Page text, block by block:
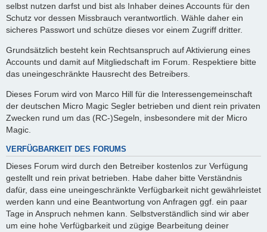
selbst nutzen darfst und bist als Inhaber deines Accounts für den
Schutz vor dessen Missbrauch verantwortlich. Wähle daher ein
sicheres Passwort und schütze dieses vor einem Zugriff dritter.
Grundsätzlich besteht kein Rechtsanspruch auf Aktivierung eines
Accounts und damit auf Mitgliedschaft im Forum. Respektiere bitte
das uneingeschränkte Hausrecht des Betreibers.
Dieses Forum wird von Marco Hill für die Interessengemeinschaft
der deutschen Micro Magic Segler betrieben und dient rein privaten
Zwecken rund um das (RC-)Segeln, insbesondere mit der Micro
Magic.
VERFÜGBARKEIT DES FORUMS
Dieses Forum wird durch den Betreiber kostenlos zur Verfügung
gestellt und rein privat betrieben. Habe daher bitte Verständnis
dafür, dass eine uneingeschränkte Verfügbarkeit nicht gewährleistet
werden kann und eine Beantwortung von Anfragen ggf. ein paar
Tage in Anspruch nehmen kann. Selbstverständlich sind wir aber
um eine hohe Verfügbarkeit und zügige Bearbeitung deiner